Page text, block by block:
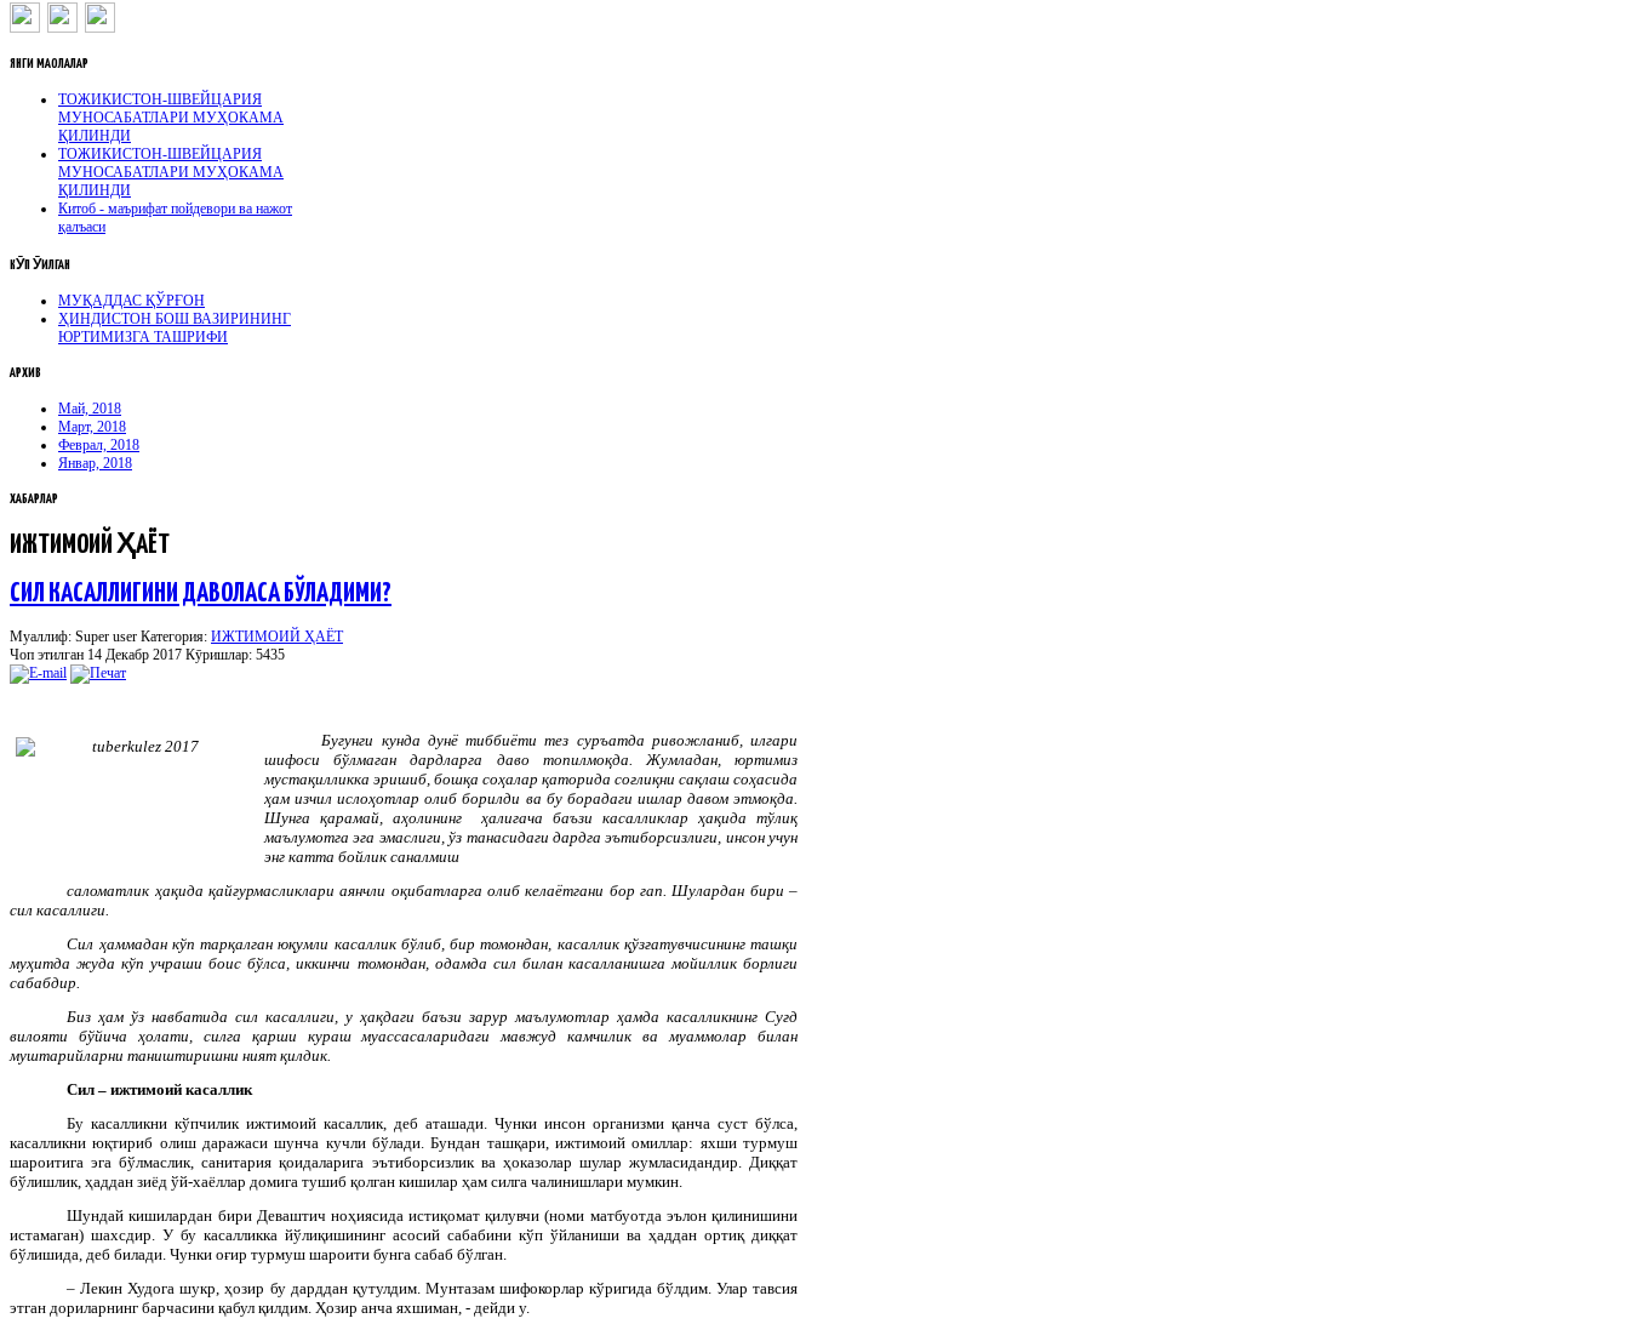
ЯНГИ МАҚОЛАЛАР
ТОЖИКИСТОН-ШВЕЙЦАРИЯ
МУНОСАБАТЛАРИ МУҲОКАМА
ҚИЛИНДИ
ТОЖИКИСТОН-ШВЕЙЦАРИЯ
МУНОСАБАТЛАРИ МУҲОКАМА
ҚИЛИНДИ
Китоб - маърифат пойдевори ва нажот
қалъаси
КӮП ӮҚИЛГАН
МУҚАДДАС ҚЎРҒОН
ҲИНДИСТОН БОШ ВАЗИРИНИНГ
ЮРТИМИЗГА ТАШРИФИ
АРХИВ
Май, 2018
Март, 2018
Феврал, 2018
Январ, 2018
ХАБАРЛАР
ИЖТИМОИЙ ҲАЁТ
СИЛ КАСАЛЛИГИНИ ДАВОЛАСА БЎЛАДИМИ?
Муаллиф: Super user Категория: ИЖТИМОИЙ ҲАЁТ
Чоп этилган 14 Декабр 2017 Кӯришлар: 5435
Бугунги кунда дунё тиббиёти тез суръатда ривожланиб, илгари
шифоси бўлмаган дардларга даво топилмоқда. Жумладан, юртимиз
мустақилликка эришиб, бошқа соҳалар қаторида соғлиқни сақлаш соҳасида
ҳам изчил ислоҳотлар олиб борилди ва бу борадаги ишлар давом этмоқда.
Шунга қарамай, аҳолининг ҳалигача баъзи касалликлар ҳақида тўлиқ
маълумотга эга эмаслиги, ўз танасидаги дардга эътиборсизлиги, инсон учун
энг катта бойлик саналмиш
саломатлик ҳақида қайғурмасликлари аянчли оқибатларга олиб келаётгани бор гап. Шулардан бири –
сил касаллиги.
Сил ҳаммадан кўп тарқалган юқумли касаллик бўлиб, бир томондан, касаллик қўзғатувчисининг ташқи
муҳитда жуда кўп учраши боис бўлса, иккинчи томондан, одамда сил билан касалланишга мойиллик борлиги
сабабдир.
Биз ҳам ўз навбатида сил касаллиги, у ҳақдаги баъзи зарур маълумотлар ҳамда касалликнинг Суғд
вилояти бўйича ҳолати, силга қарши кураш муассасаларидаги мавжуд камчилик ва муаммолар билан
муштарийларни таништиришни ният қилдик.
Сил – ижтимоий касаллик
Бу касалликни кўпчилик ижтимоий касаллик, деб аташади. Чунки инсон организми қанча суст бўлса,
касалликни юқтириб олиш даражаси шунча кучли бўлади. Бундан ташқари, ижтимоий омиллар: яхши турмуш
шароитига эга бўлмаслик, санитария қоидаларига эътиборсизлик ва ҳоказолар шулар жумласидандир. Диққат
бўлишлик, ҳаддан зиёд ўй-хаёллар домига тушиб қолган кишилар ҳам силга чалинишлари мумкин.
Шундай кишилардан бири Деваштич ноҳиясида истиқомат қилувчи (номи матбуотда эълон қилинишини
истамаган) шахсдир. У бу касалликка йўлиқишининг асосий сабабини кўп ўйланиши ва ҳаддан ортиқ диққат
бўлишида, деб билади. Чунки оғир турмуш шароити бунга сабаб бўлган.
– Лекин Худога шукр, ҳозир бу дарддан қутулдим. Мунтазам шифокорлар кўригида бўлдим. Улар тавсия
этган дориларнинг барчасини қабул қилдим. Ҳозир анча яхшиман, - дейди у.